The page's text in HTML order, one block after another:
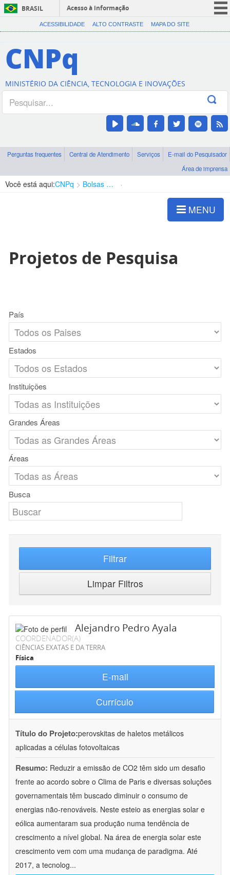
BRASIL
Acesso à informação
CORONAVÍRUS (COVID-19)
Canais
ACESSIBILIDADE ALTO CONTRASTE MAPA DO SITE
CNPq
MINISTÉRIO DA CIÊNCIA, TECNOLOGIA E INOVAÇÕES
Perguntas frequentes Central de Atendimento Serviços
E-mail do Pesquisador
Área de imprensa
Você está aqui:CNPq Bolsas e Auxílios Vigentes
MENU
Projetos de Pesquisa
País
Estados
Instituições
Grandes Áreas
Áreas
Busca
Filtrar
Limpar Filtros
Alejandro Pedro Ayala
COORDENADOR(A)
CIÊNCIAS EXATAS E DA TERRA
Física
E-mail
Currículo
Título do Projeto:perovskitas de haletos metálicos
aplicadas a células fotovoltaicas
Resumo: Reduzir a emissão de CO2 têm sido um desafio
frente ao acordo sobre o Clima de Paris e diversas soluções
governamentais têm buscado diminuir o consumo de
energias não-renováveis. Neste esteio as energias solar e
eólica aumentaram sua produção numa tendência de
crescimento a nível global. Na área de energia solar este
crescimento vem com uma mudança de paradigma. Até
2017, a tecnolog...